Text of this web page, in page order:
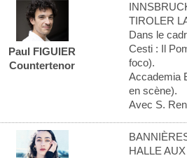
Paul FIGUIER
Countertenor
TIROLER
Dans le
Cesti : Il
foco).
Accademia
en scène).
Avec S.
HALLE